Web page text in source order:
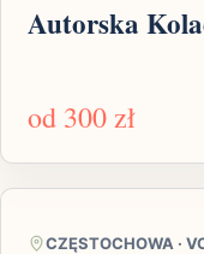
Autorska
od 300 zł
CZĘSTOCHOWA ·